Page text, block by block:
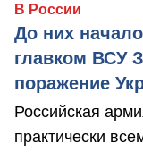
В России
До них
главком ВСУ
поражение
Российская
практически